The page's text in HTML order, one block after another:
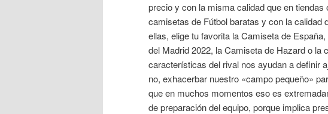
precio y con la misma calidad que en
camisetas de Fútbol baratas y con la calidad
ellas, elige tu favorita la Camiseta de
del Madrid 2022, la Camiseta de Hazard o la
características del rival nos ayudan a definir
no, exhacerbar nuestro «campo pequeño»
que en muchos momentos eso es
de preparación del equipo, porque implica